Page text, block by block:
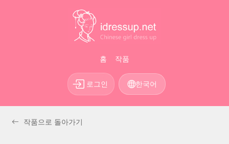
홈 작품
로그인 한국어
작품으로 돌아가기